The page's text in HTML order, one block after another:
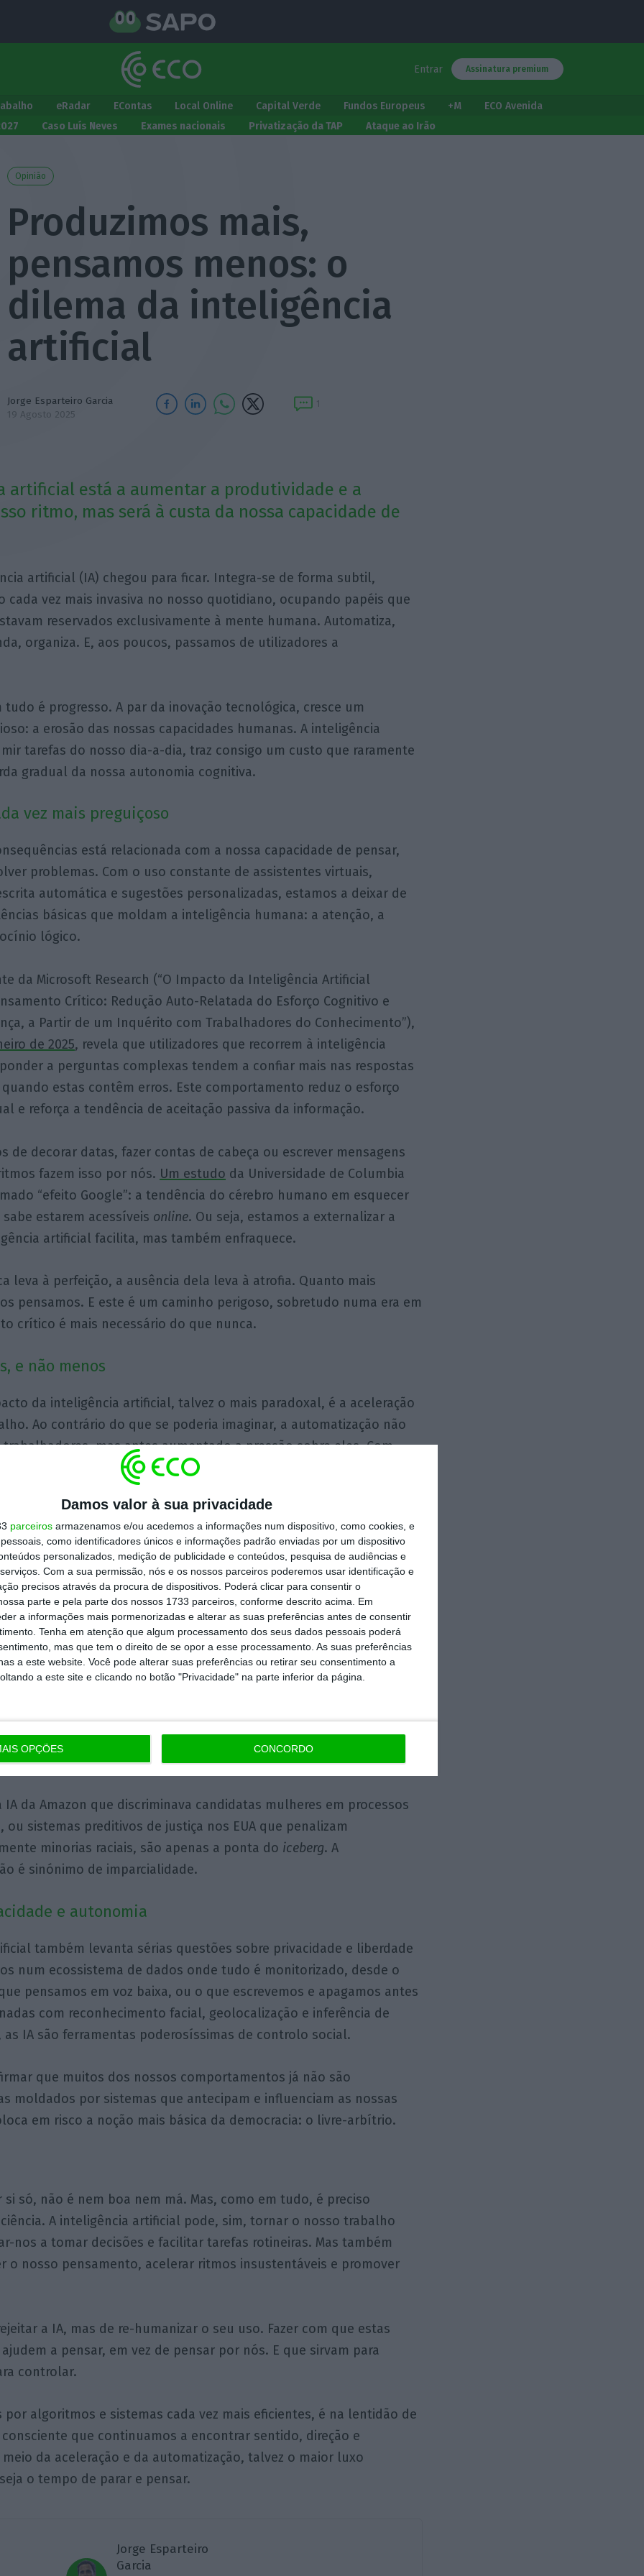
Damos valor à sua privacidade
parceiros armazenamos e/ou acedemos a informações num dispositivo, como cookies, e
como identificadores únicos e informações padrão enviadas por um dispositivo
personalizados, medição de publicidade e conteúdos, pesquisa de audiências e
Com a sua permissão, nós e os nossos parceiros poderemos usar identificação e
precisos através da procura de dispositivos. Poderá clicar para consentir o
parte e pela parte dos nossos 1733 parceiros, conforme descrito acima. Em
a informações mais pormenorizadas e alterar as suas preferências antes de consentir
Tenha em atenção que algum processamento dos seus dados pessoais poderá
mas que tem o direito de se opor a esse processamento. As suas preferências
a este website. Você pode alterar suas preferências ou retirar seu consentimento a
a este site e clicando no botão "Privacidade" na parte inferior da página.
OPÇÕES CONCORDO
Entrar Assinatura premium
eRadar EContas Local Online Capital Verde Fundos Europeus +M
ECO Avenida
Caso Luís Neves Exames nacionais Privatização da TAP Ataque ao Irão
Opinião
Produzimos mais,
pensamos menos: o
dilema da inteligência
artificial
Jorge Esparteiro Garcia
19 Agosto 2025
1
artificial está a aumentar a produtividade e a
ritmo, mas será à custa da nossa capacidade de
artificial (IA) chegou para ficar. Integra-se de forma subtil,
cada vez mais invasiva no nosso quotidiano, ocupando papéis que
reservados exclusivamente à mente humana. Automatiza,
organiza. E, aos poucos, passamos de utilizadores a
é progresso. A par da inovação tecnológica, cresce um
a erosão das nossas capacidades humanas. A inteligência
tarefas do nosso dia-a-dia, traz consigo um custo que raramente
gradual da nossa autonomia cognitiva.
vez mais preguiçoso
está relacionada com a nossa capacidade de pensar,
problemas. Com o uso constante de assistentes virtuais,
automática e sugestões personalizadas, estamos a deixar de
básicas que moldam a inteligência humana: a atenção, a
lógico.
da Microsoft Research (“O Impacto da Inteligência Artificial
Crítico: Redução Auto-Relatada do Esforço Cognitivo e
a Partir de um Inquérito com Trabalhadores do Conhecimento”),
de 2025, revela que utilizadores que recorrem à inteligência
a perguntas complexas tendem a confiar mais nas respostas
estas contêm erros. Este comportamento reduz o esforço
e reforça a tendência de aceitação passiva da informação.
de decorar datas, fazer contas de cabeça ou escrever mensagens
fazem isso por nós. Um estudo da Universidade de Columbia
“efeito Google”: a tendência do cérebro humano em esquecer
estarem acessíveis online. Ou seja, estamos a externalizar a
artificial facilita, mas também enfraquece.
leva à perfeição, a ausência dela leva à atrofia. Quanto mais
pensamos. E este é um caminho perigoso, sobretudo numa era em
crítico é mais necessário do que nunca.
e não menos
da inteligência artificial, talvez o mais paradoxal, é a aceleração
Ao contrário do que se poderia imaginar, a automatização não
mas antes aumentado a pressão sobre eles. Com
a otimizar rotinas e a identificar “ineficiências”, o que se espera
é que sejam tão produtivos quanto a própria máquina. A IA impõe
de resposta, atribui tarefas com base em algoritmos que não
distraem e não precisam de pausas. Não raras vezes, a promessa de
transforma-se numa máquina de vigilância. E quem não
fica para trás. Se antes falávamos deburnoutdigital, agora
algorítmico.
opinião própria?
é a normalização do viés algorítmico. Os algoritmos não são
seleção de currículos, concessão de crédito ou decisões judiciais, a
quanto o mundo real. Só que em escala maior e com menos
contestação.
IA da Amazon que discriminava candidatas mulheres em processos
ou sistemas preditivos de justiça nos EUA que penalizam
minorias raciais, são apenas a ponta do iceberg. A
é sinónimo de imparcialidade.
e autonomia
também levanta sérias questões sobre privacidade e liberdade
num ecossistema de dados onde tudo é monitorizado, desde o
pensamos em voz baixa, ou o que escrevemos e apagamos antes
com reconhecimento facial, geolocalização e inferência de
IA são ferramentas poderosíssimas de controlo social.
que muitos dos nossos comportamentos já não são
moldados por sistemas que antecipam e influenciam as nossas
em risco a noção mais básica da democracia: o livre-arbítrio.
só, não é nem boa nem má. Mas, como em tudo, é preciso
A inteligência artificial pode, sim, tornar o nosso trabalho
nos a tomar decisões e facilitar tarefas rotineiras. Mas também
o nosso pensamento, acelerar ritmos insustentáveis e promover
a IA, mas de re-humanizar o seu uso. Fazer com que estas
a pensar, em vez de pensar por nós. E que sirvam para
controlar.
por algoritmos e sistemas cada vez mais eficientes, é na lentidão de
que continuamos a encontrar sentido, direção e
da aceleração e da automatização, talvez o maior luxo
o tempo de parar e pensar.
Jorge Esparteiro
Garcia